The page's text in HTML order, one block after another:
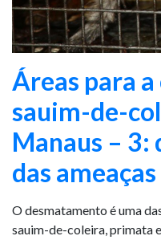
Áreas para
sauim-de-
Manaus –
das ameaças
O desmatamento é uma
sauim-de-coleira, primata